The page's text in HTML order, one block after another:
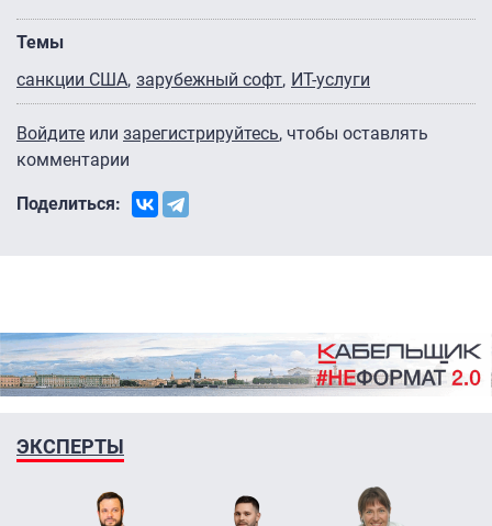
Темы
санкции США зарубежный софт ИТ-услуги
Войдите или зарегистрируйтесь, чтобы оставлять
комментарии
Поделиться:
ЭКСПЕРТЫ